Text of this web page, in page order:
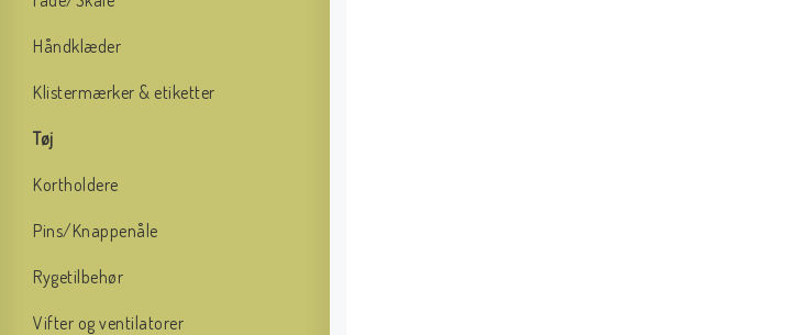
Håndklæder
Klistermærker & etiketter
Tøj
Kortholdere
Pins/Knappenåle
Rygetilbehør
Vifter og ventilatorer